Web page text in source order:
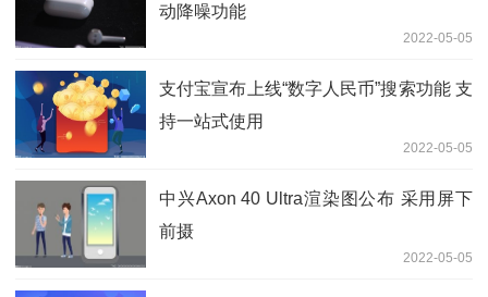
动降噪功能
2022-05-05
支付宝宣布上线“数字人民币”搜索功能 支
持一站式使用
2022-05-05
中兴Axon 40 Ultra渲染图公布 采用屏下
前摄
2022-05-05